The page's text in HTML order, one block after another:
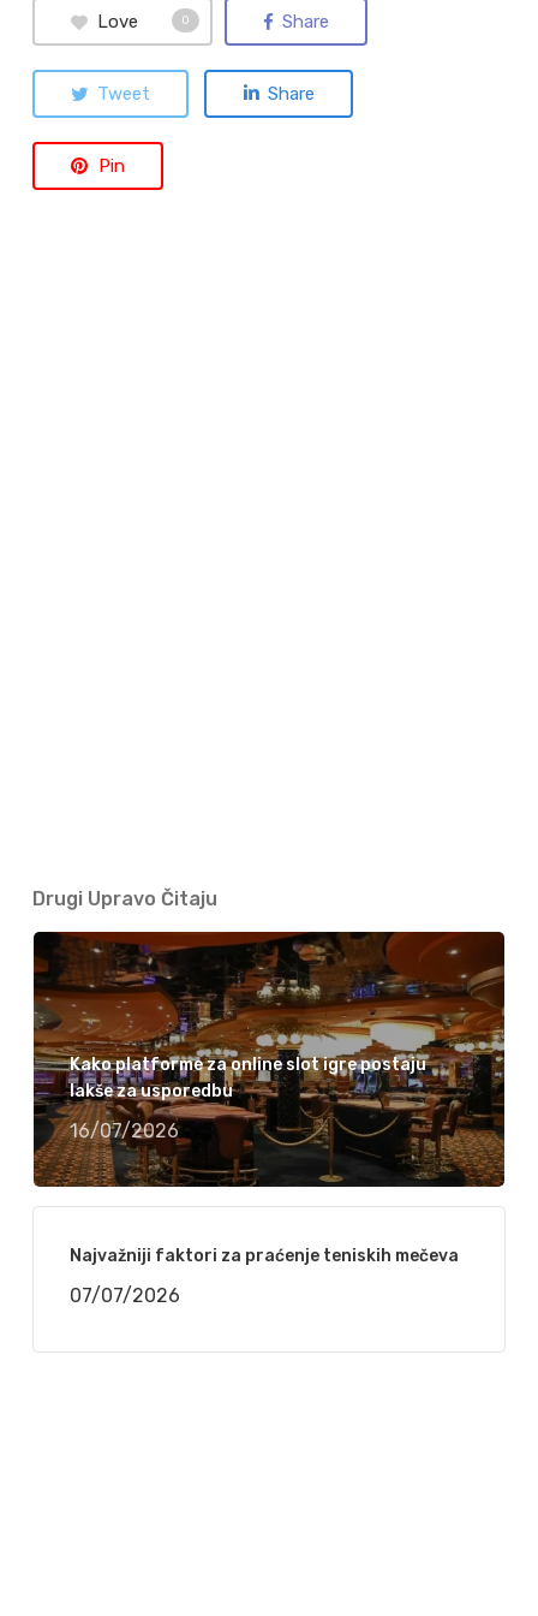
Love 0 Share
Tweet Share
Pin
Drugi Upravo Čitaju
Kako platforme za online slot igre postaju
lakše za usporedbu
16/07/2026
Najvažniji faktori za praćenje teniskih mečeva
07/07/2026